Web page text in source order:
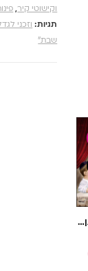
וקישוטי קיר,
תגיות: וזכני
שבת"
פוסטר ‘הדלקת נרות’ לגן בנים
צפייה מהירה